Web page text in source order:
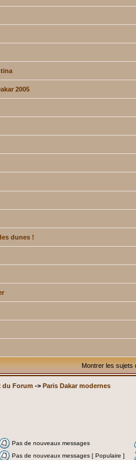
2005
dunes !
Montrer les sujets
du Forum -> Paris Dakar modernes
Pas de nouveaux messages
Pas de nouveaux messages [ Populaire ]